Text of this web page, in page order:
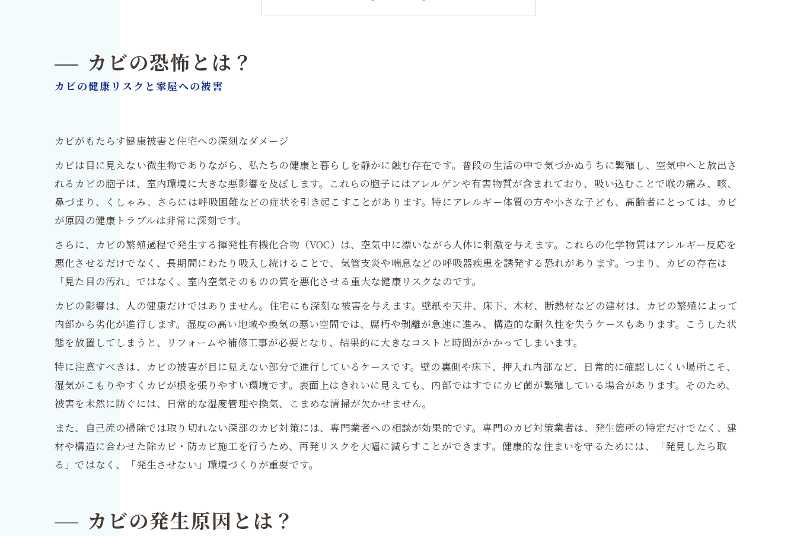
カビの予防法
カビの恐怖とは？
カビの健康リスクと家屋への被害
カビがもたらす健康被害と住宅への深刻なダメージ
カビは目に見えない微生物でありながら、私たちの健康と暮らしを静かに蝕む存在です。普段の生活の中で気づかぬうちに繁殖し、空気中へと放出さ
れるカビの胞子は、室内環境に大きな悪影響を及ぼします。これらの胞子にはアレルゲンや有害物質が含まれており、吸い込むことで喉の痛み、咳、
鼻づまり、くしゃみ、さらには呼吸困難などの症状を引き起こすことがあります。特にアレルギー体質の方や小さな子ども、高齢者にとっては、カビ
が原因の健康トラブルは非常に深刻です。
さらに、カビの繁殖過程で発生する揮発性有機化合物（VOC）は、空気中に漂いながら人体に刺激を与えます。これらの化学物質はアレルギー反応を
悪化させるだけでなく、長期間にわたり吸入し続けることで、気管支炎や喘息などの呼吸器疾患を誘発する恐れがあります。つまり、カビの存在は
「見た目の汚れ」ではなく、室内空気そのものの質を悪化させる重大な健康リスクなのです。
カビの影響は、人の健康だけではありません。住宅にも深刻な被害を与えます。壁紙や天井、床下、木材、断熱材などの建材は、カビの繁殖によって
内部から劣化が進行します。湿度の高い地域や換気の悪い空間では、腐朽や剥離が急速に進み、構造的な耐久性を失うケースもあります。こうした状
態を放置してしまうと、リフォームや補修工事が必要となり、結果的に大きなコストと時間がかかってしまいます。
特に注意すべきは、カビの被害が目に見えない部分で進行しているケースです。壁の裏側や床下、押入れ内部など、日常的に確認しにくい場所こそ、
湿気がこもりやすくカビが根を張りやすい環境です。表面上はきれいに見えても、内部ではすでにカビ菌が繁殖している場合があります。そのため、
被害を未然に防ぐには、日常的な湿度管理や換気、こまめな清掃が欠かせません。
また、自己流の掃除では取り切れない深部のカビ対策には、専門業者への相談が効果的です。専門のカビ対策業者は、発生箇所の特定だけでなく、建
材や構造に合わせた除カビ・防カビ施工を行うため、再発リスクを大幅に減らすことができます。健康的な住まいを守るためには、「発見したら取
る」ではなく、「発生させない」環境づくりが重要です。
カビの発生原因とは？